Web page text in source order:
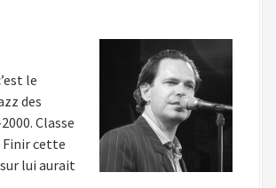
le
des
Classe
cette
lui aurait